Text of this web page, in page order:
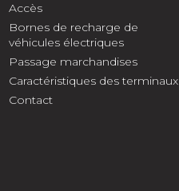
Accès
Bornes de recharge de
véhicules électriques
Passage marchandises
Caractéristiques des terminaux
Contact